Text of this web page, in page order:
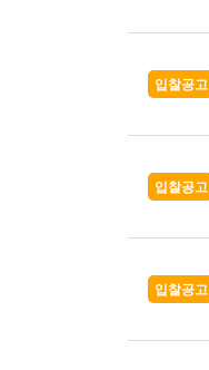
입찰공고
입찰공고
입찰공고